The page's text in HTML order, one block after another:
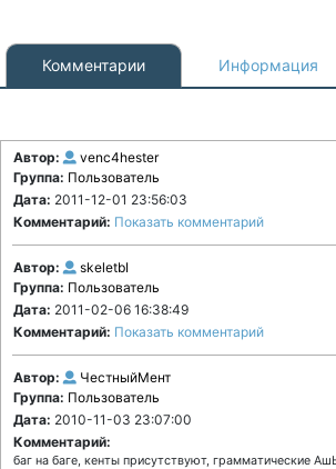
Комментарии Информация
Автор:
venc4hester
Группа: Пользователь
Дата: 2011-12-01 23:56:03
Комментарий: Показать комментарий
Автор:
skeletbI
Группа: Пользователь
Дата: 2011-02-06 16:38:49
Комментарий: Показать комментарий
Автор:
ЧестныйМент
Группа: Пользователь
Дата: 2010-11-03 23:07:00
Комментарий:
баг на баге, кенты присутствуют, грамматические